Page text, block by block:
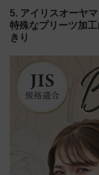
5. アイリスオーヤ
特殊なプリーツ加
きり